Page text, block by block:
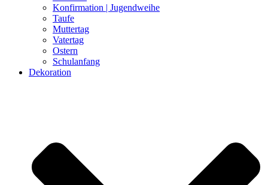
Konfirmation | Jugendweihe
Taufe
Muttertag
Vatertag
Ostern
Schulanfang
Dekoration